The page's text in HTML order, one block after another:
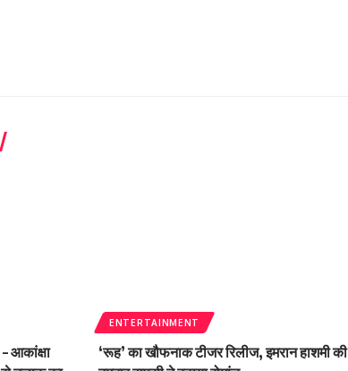
आकांक्षा
ENTERTAINMENT
‘रूह’ का खौफनाक टीजर रिलीज, इमरान हाशमी की